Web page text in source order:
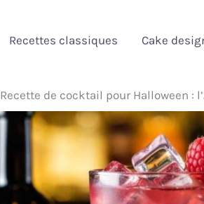
Recettes classiques Cake
Recette de cocktail pour Halloween :